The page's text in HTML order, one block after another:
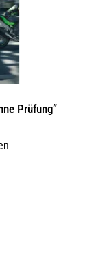
Prüfung”